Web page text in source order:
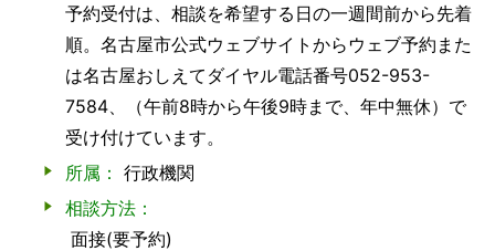
予約受付は、相談を希望する日の一週間前から先着
順。名古屋市公式ウェブサイトからウェブ予約また
は名古屋おしえてダイヤル電話番号052-953-
7584、（午前8時から午後9時まで、年中無休）で
受け付けています。
所属： 行政機関
相談方法：
面接(要予約)